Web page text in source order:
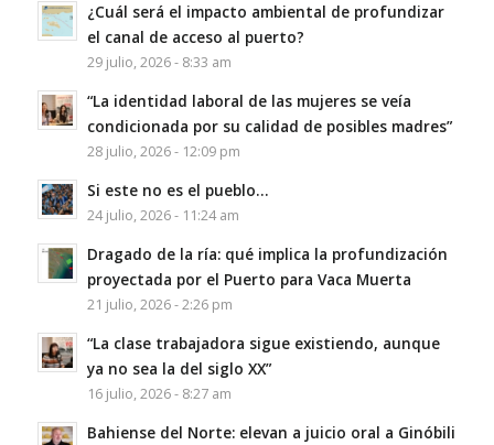
¿Cuál será el impacto ambiental de profundizar
el canal de acceso al puerto?
29 julio, 2026 - 8:33 am
“La identidad laboral de las mujeres se veía
condicionada por su calidad de posibles madres”
28 julio, 2026 - 12:09 pm
Si este no es el pueblo…
24 julio, 2026 - 11:24 am
Dragado de la ría: qué implica la profundización
proyectada por el Puerto para Vaca Muerta
21 julio, 2026 - 2:26 pm
“La clase trabajadora sigue existiendo, aunque
ya no sea la del siglo XX”
16 julio, 2026 - 8:27 am
Bahiense del Norte: elevan a juicio oral a Ginóbili